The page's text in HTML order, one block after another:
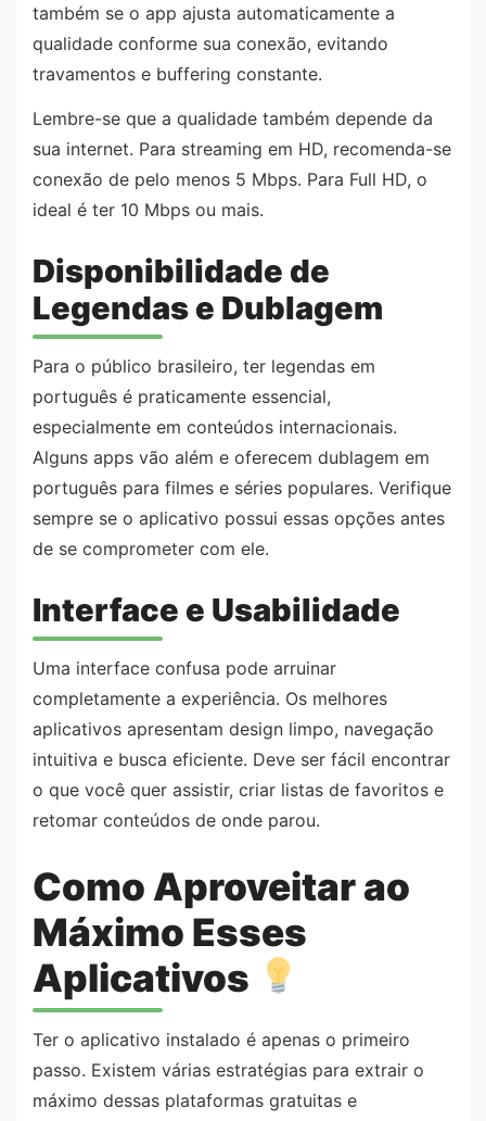
também se o app ajusta automaticamente a
qualidade conforme sua conexão, evitando
travamentos e buffering constante.
Lembre-se que a qualidade também depende da
sua internet. Para streaming em HD, recomenda-se
conexão de pelo menos 5 Mbps. Para Full HD, o
ideal é ter 10 Mbps ou mais.
Disponibilidade de
Legendas e Dublagem
Para o público brasileiro, ter legendas em
português é praticamente essencial,
especialmente em conteúdos internacionais.
Alguns apps vão além e oferecem dublagem em
português para filmes e séries populares. Verifique
sempre se o aplicativo possui essas opções antes
de se comprometer com ele.
Interface e Usabilidade
Uma interface confusa pode arruinar
completamente a experiência. Os melhores
aplicativos apresentam design limpo, navegação
intuitiva e busca eficiente. Deve ser fácil encontrar
o que você quer assistir, criar listas de favoritos e
retomar conteúdos de onde parou.
Como Aproveitar ao
Máximo Esses
Aplicativos
Ter o aplicativo instalado é apenas o primeiro
passo. Existem várias estratégias para extrair o
máximo dessas plataformas gratuitas e